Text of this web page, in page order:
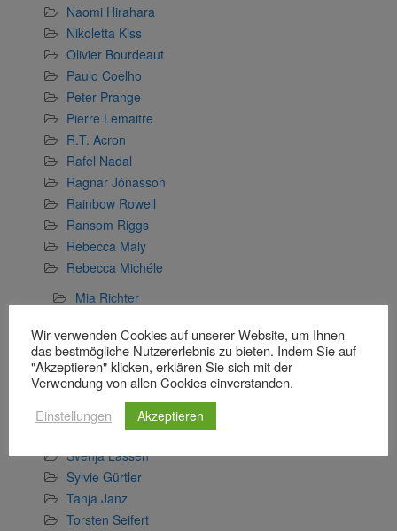
Naomi Hirahara
Nikoletta Kiss
Olivier Bourdeaut
Paulo Coelho
Peter Prange
Pierre Lemaitre
R.T. Acron
Rafel Nadal
Ragnar Jónasson
Rainbow Rowell
Ransom Riggs
Rebecca Maly
Rebecca Michéle
Mia Richter
Rebecca Raisin
Richard Dübell
Rose Snow
Sophia Langner
Stefan Wollschläger
Stefanie Gerstenberger
Svenja Lassen
Sylvie Gürtler
Tanja Janz
Torsten Seifert
Wir verwenden Cookies auf unserer Website, um Ihnen
das bestmögliche Nutzererlebnis zu bieten. Indem Sie auf
"Akzeptieren" klicken, erklären Sie sich mit der
Verwendung von allen Cookies einverstanden.
Einstellungen
Akzeptieren